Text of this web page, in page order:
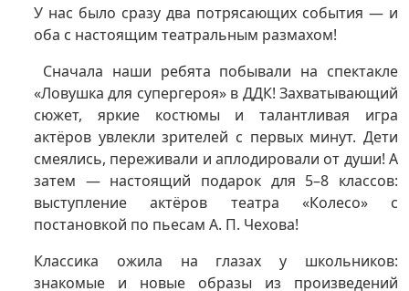
У нас было сразу два потрясающих события — и
оба с настоящим театральным размахом!
Сначала наши ребята побывали на спектакле
«Ловушка для супергероя» в ДДК! Захватывающий
сюжет, яркие костюмы и талантливая игра
актёров увлекли зрителей с первых минут. Дети
смеялись, переживали и аплодировали от души! А
затем — настоящий подарок для 5–8 классов:
выступление актёров театра «Колесо» с
постановкой по пьесам А. П. Чехова!
Классика ожила на глазах у школьников:
знакомые и новые образы из произведений